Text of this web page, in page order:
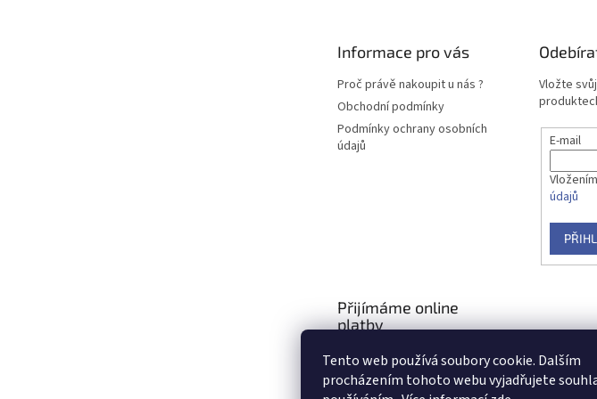
Tento web používá soubory cookie. Dalším
procházením tohoto webu vyjadřujete
Informace pro vás
Proč právě nakoupit u nás ?
Obchodní podmínky
Podmínky ochrany osobních
údajů
Vložte
E-mail
údajů
Přijímáme online
platby